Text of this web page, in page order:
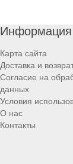
Информация
Карта сайта
Доставка и
Согласие на
данных
Условия
О нас
Контакты